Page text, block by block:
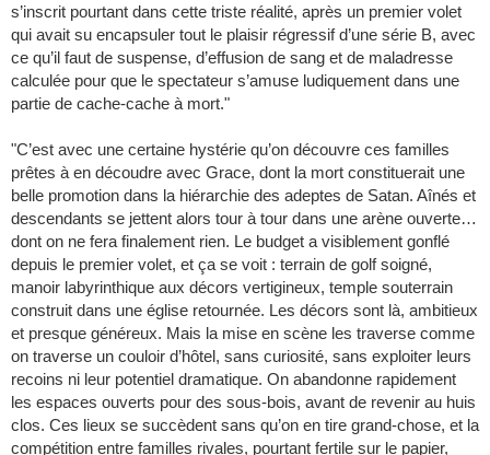
s’inscrit pourtant dans cette triste réalité, après un premier volet
qui avait su encapsuler tout le plaisir régressif d’une série B, avec
ce qu’il faut de suspense, d’effusion de sang et de maladresse
calculée pour que le spectateur s’amuse ludiquement dans une
partie de cache-cache à mort."
"C’est avec une certaine hystérie qu’on découvre ces familles
prêtes à en découdre avec Grace, dont la mort constituerait une
belle promotion dans la hiérarchie des adeptes de Satan. Aînés et
descendants se jettent alors tour à tour dans une arène ouverte…
dont on ne fera finalement rien. Le budget a visiblement gonflé
depuis le premier volet, et ça se voit : terrain de golf soigné,
manoir labyrinthique aux décors vertigineux, temple souterrain
construit dans une église retournée. Les décors sont là, ambitieux
et presque généreux. Mais la mise en scène les traverse comme
on traverse un couloir d’hôtel, sans curiosité, sans exploiter leurs
recoins ni leur potentiel dramatique. On abandonne rapidement
les espaces ouverts pour des sous-bois, avant de revenir au huis
clos. Ces lieux se succèdent sans qu’on en tire grand-chose, et la
compétition entre familles rivales, pourtant fertile sur le papier,